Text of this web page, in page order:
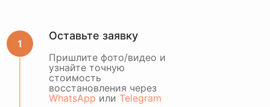
Оставьте заявку
Пришлите фото/видео и
узнайте точную
стоимость
восстановления через
WhatsApp или Telegram
ОСТАВИТЬ ЗАЯВКУ
или оценить по
WhatsApp